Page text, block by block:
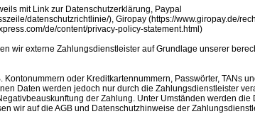
mit Link zur Datenschutzerklärung, Paypal
datenschutzrichtlinie/), Giropay (https://www.giropay.de/
de/content/privacy-policy-statement.html)
wir externe Zahlungsdienstleister auf Grundlage unserer
oder Kreditkartennummern, Passwörter, TANs
Daten werden jedoch nur durch die Zahlungsdienstleister
der Zahlung. Unter Umständen werden die
wir auf die AGB und Datenschutzhinweise der